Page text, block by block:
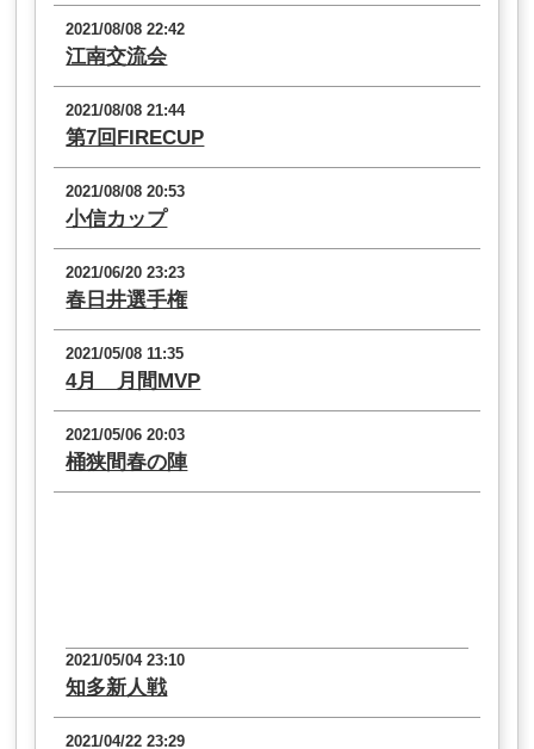
2021/08/08 22:42
江南交流会
2021/08/08 21:44
第7回FIRECUP
2021/08/08 20:53
小信カップ
2021/06/20 23:23
春日井選手権
2021/05/08 11:35
4月 月間MVP
2021/05/06 20:03
桶狭間春の陣
2021/05/04 23:10
知多新人戦
2021/04/22 23:29